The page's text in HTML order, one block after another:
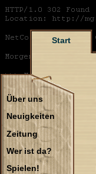
Start
Über uns
Neuigkeiten
Zeitung
Wer ist da?
Spielen!